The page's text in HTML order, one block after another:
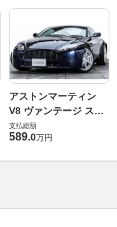
アストンマーティン
V8 ヴァンテージ スポ
ーツシフト
支払総額
589.0万円